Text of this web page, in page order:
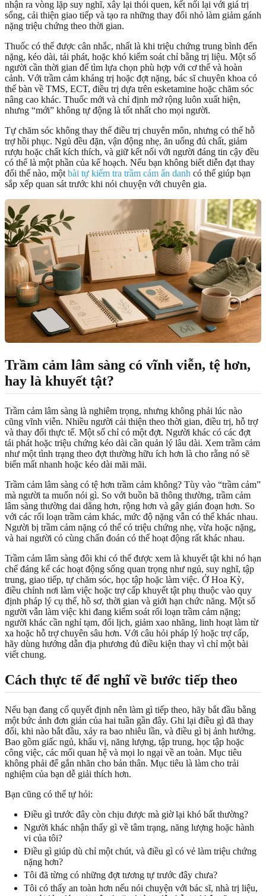
nhận ra vòng lặp suy nghĩ, xây lại thói quen, kết nối lại với giá trị
sống, cải thiện giao tiếp và tạo ra những thay đổi nhỏ làm giảm gánh
nặng triệu chứng theo thời gian.
Thuốc có thể được cân nhắc, nhất là khi triệu chứng trung bình đến
nặng, kéo dài, tái phát, hoặc khó kiểm soát chỉ bằng trị liệu. Một số
người cần thời gian để tìm lựa chọn phù hợp với cơ thể và hoàn
cảnh. Với trầm cảm kháng trị hoặc đợt nặng, bác sĩ chuyên khoa có
thể bàn về TMS, ECT, điều trị dựa trên esketamine hoặc chăm sóc
nâng cao khác. Thuốc mới và chỉ định mở rộng luôn xuất hiện,
nhưng “mới” không tự động là tốt nhất cho mọi người.
Tự chăm sóc không thay thế điều trị chuyên môn, nhưng có thể hỗ
trợ hồi phục. Ngủ đều đặn, vận động nhẹ, ăn uống đủ chất, giảm
rượu hoặc chất kích thích, và giữ kết nối với người đáng tin cậy đều
có thể là một phần của kế hoạch. Nếu bạn không biết diễn đạt thay
đổi thế nào, một bài tự kiểm tra trầm cảm ẩn danh có thể giúp bạn
sắp xếp quan sát trước khi nói chuyện với chuyên gia.
Trầm cảm lâm sàng có vĩnh viễn, tệ hơn,
hay là khuyết tật?
Trầm cảm lâm sàng là nghiêm trọng, nhưng không phải lúc nào
cũng vĩnh viễn. Nhiều người cải thiện theo thời gian, điều trị, hỗ trợ
và thay đổi thực tế. Một số chỉ có một đợt. Người khác có các đợt
tái phát hoặc triệu chứng kéo dài cần quản lý lâu dài. Xem trầm cảm
như một tình trạng theo đợt thường hữu ích hơn là cho rằng nó sẽ
biến mất nhanh hoặc kéo dài mãi mãi.
Trầm cảm lâm sàng có tệ hơn trầm cảm không? Tùy vào “trầm cảm”
mà người ta muốn nói gì. So với buồn bã thông thường, trầm cảm
lâm sàng thường dai dẳng hơn, rộng hơn và gây gián đoạn hơn. So
với các rối loạn trầm cảm khác, mức độ nặng vẫn có thể khác nhau.
Người bị trầm cảm nặng có thể có triệu chứng nhẹ, vừa hoặc nặng,
và hai người có cùng chẩn đoán có thể hoạt động rất khác nhau.
Trầm cảm lâm sàng đôi khi có thể được xem là khuyết tật khi nó hạn
chế đáng kể các hoạt động sống quan trọng như ngủ, suy nghĩ, tập
trung, giao tiếp, tự chăm sóc, học tập hoặc làm việc. Ở Hoa Kỳ,
điều chỉnh nơi làm việc hoặc trợ cấp khuyết tật phụ thuộc vào quy
định pháp lý cụ thể, hồ sơ, thời gian và giới hạn chức năng. Một số
người vẫn làm việc khi đang kiểm soát rối loạn trầm cảm nặng;
người khác cần nghỉ tạm, đổi lịch, giảm xao nhãng, linh hoạt làm từ
xa hoặc hỗ trợ chuyên sâu hơn. Với câu hỏi pháp lý hoặc trợ cấp,
hãy dùng hướng dẫn địa phương đủ điều kiện thay vì chỉ một bài
viết chung.
Cách thực tế để nghĩ về bước tiếp theo
Nếu bạn đang cố quyết định nên làm gì tiếp theo, hãy bắt đầu bằng
một bức ảnh đơn giản của hai tuần gần đây. Ghi lại điều gì đã thay
đổi, khi nào bắt đầu, xảy ra bao nhiêu lần, và điều gì bị ảnh hưởng.
Bao gồm giấc ngủ, khẩu vị, năng lượng, tập trung, học tập hoặc
công việc, các mối quan hệ và mọi lo ngại về an toàn. Mục tiêu
không phải để gắn nhãn cho bản thân. Mục tiêu là làm cho trải
nghiệm của bạn dễ giải thích hơn.
Bạn cũng có thể tự hỏi:
Điều gì trước đây còn chịu được mà giờ lại khó bất thường?
Người khác nhận thấy gì về tâm trạng, năng lượng hoặc hành
vi của tôi?
Điều gì giúp dù chỉ một chút, và điều gì có vẻ làm triệu chứng
nặng hơn?
Tôi đã từng có những đợt tương tự trước đây chưa?
Tôi có thấy an toàn hơn nếu nói chuyện với bác sĩ, nhà trị liệu,